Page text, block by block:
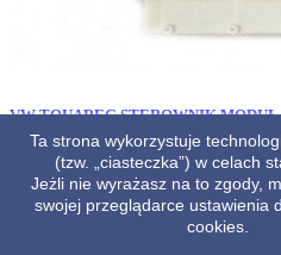
VW TOUAREG STEROWNIK
REGULACJI ZAWIESZENIA 7P0 907
7P0907553N 7P0907553AA
Cena
599,00 zł
Ta strona wykorzystuje
(tzw. „ciasteczka”) w celach
Jeżli nie wyrażasz na to zgody,
swojej przeglądarce ustawienia
cookies.